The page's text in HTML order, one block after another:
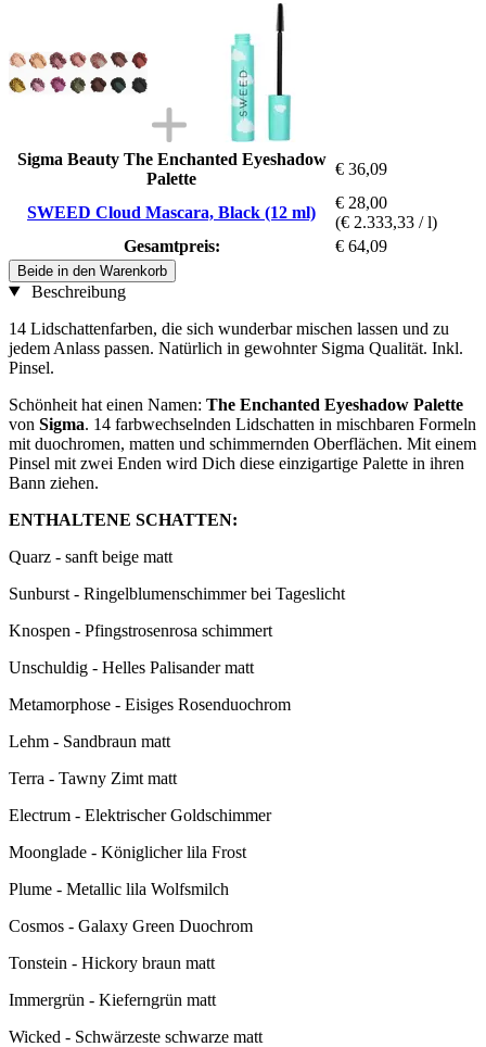
Sigma Beauty The Enchanted Eyeshadow
Palette
€ 36,09
SWEED Cloud Mascara, Black (12 ml)
€ 28,00
(€ 2.333,33 / l)
Gesamtpreis:
€ 64,09
Beide in den Warenkorb
Beschreibung
14 Lidschattenfarben, die sich wunderbar mischen lassen und zu
jedem Anlass passen. Natürlich in gewohnter Sigma Qualität. Inkl.
Pinsel.
Schönheit hat einen Namen: The Enchanted Eyeshadow Palette
von Sigma. 14 farbwechselnden Lidschatten in mischbaren Formeln
mit duochromen, matten und schimmernden Oberflächen. Mit einem
Pinsel mit zwei Enden wird Dich diese einzigartige Palette in ihren
Bann ziehen.
ENTHALTENE SCHATTEN:
Quarz - sanft beige matt
Sunburst - Ringelblumenschimmer bei Tageslicht
Knospen - Pfingstrosenrosa schimmert
Unschuldig - Helles Palisander matt
Metamorphose - Eisiges Rosenduochrom
Lehm - Sandbraun matt
Terra - Tawny Zimt matt
Electrum - Elektrischer Goldschimmer
Moonglade - Königlicher lila Frost
Plume - Metallic lila Wolfsmilch
Cosmos - Galaxy Green Duochrom
Tonstein - Hickory braun matt
Immergrün - Kieferngrün matt
Wicked - Schwärzeste schwarze matt